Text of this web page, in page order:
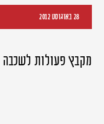
28 באוגוסט 2012
מקבץ פעולות